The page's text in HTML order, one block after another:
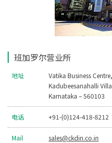
班加罗尔营业所
地址
Vatika Business
Kadubeesanahalli
Karnataka – 560103
电话 +91-(0)124-418-8212
Mail sales@ckdin.co.in